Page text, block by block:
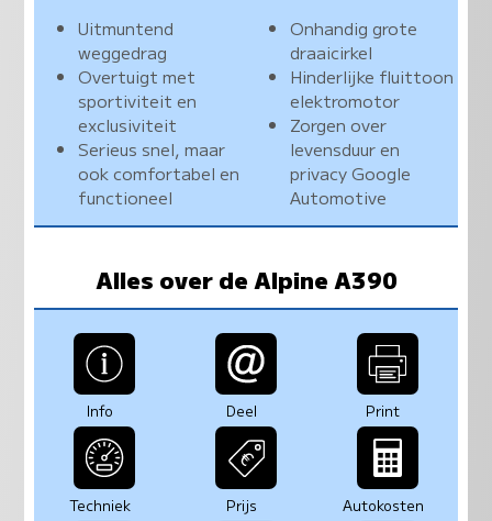
Uitmuntend
weggedrag
Overtuigt met
sportiviteit en
exclusiviteit
Serieus snel, maar
ook comfortabel en
functioneel
Onhandig grote
draaicirkel
Hinderlijke fluittoon
elektromotor
Zorgen over
levensduur en
privacy Google
Automotive
Alles over de Alpine A390
Info Deel Print
Techniek Prijs Autokosten